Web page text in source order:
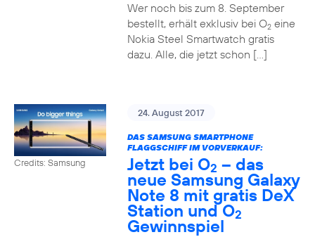
Wer noch bis zum 8. September
bestellt, erhält exklusiv bei O2eine
Nokia Steel Smartwatch gratis
dazu. Alle, die jetzt schon […]
Credits: Samsung
24. August 2017
DAS SAMSUNG SMARTPHONE
FLAGGSCHIFF IM VORVERKAUF:
Jetzt bei O2 – das
neue Samsung Galaxy
Note 8 mit gratis DeX
Station und O2
Gewinnspiel